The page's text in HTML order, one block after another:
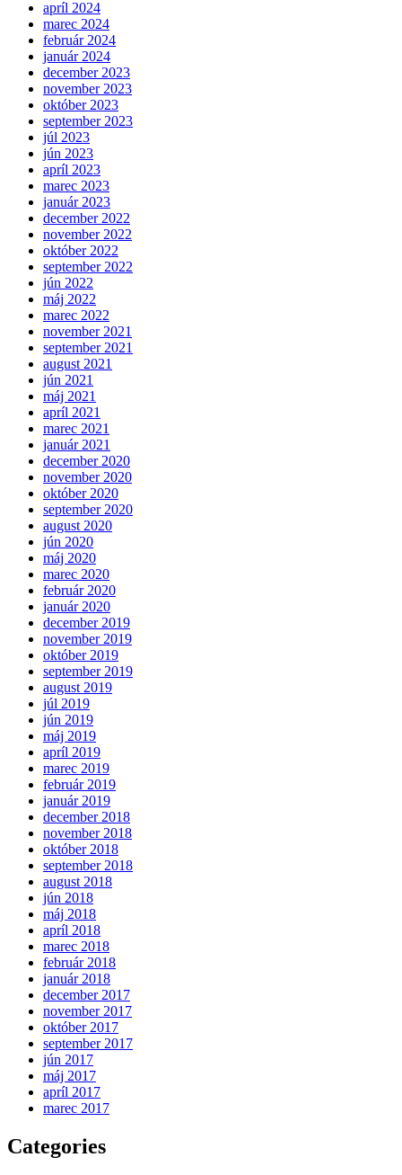
apríl 2024
marec 2024
február 2024
január 2024
december 2023
november 2023
október 2023
september 2023
júl 2023
jún 2023
apríl 2023
marec 2023
január 2023
december 2022
november 2022
október 2022
september 2022
jún 2022
máj 2022
marec 2022
november 2021
september 2021
august 2021
jún 2021
máj 2021
apríl 2021
marec 2021
január 2021
december 2020
november 2020
október 2020
september 2020
august 2020
jún 2020
máj 2020
marec 2020
február 2020
január 2020
december 2019
november 2019
október 2019
september 2019
august 2019
júl 2019
jún 2019
máj 2019
apríl 2019
marec 2019
február 2019
január 2019
december 2018
november 2018
október 2018
september 2018
august 2018
jún 2018
máj 2018
apríl 2018
marec 2018
február 2018
január 2018
december 2017
november 2017
október 2017
september 2017
jún 2017
máj 2017
apríl 2017
marec 2017
Categories